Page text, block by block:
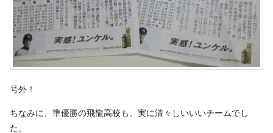
号外！
ちなみに、準優勝の飛龍高校も、実に清々しいいいチームでし
た。